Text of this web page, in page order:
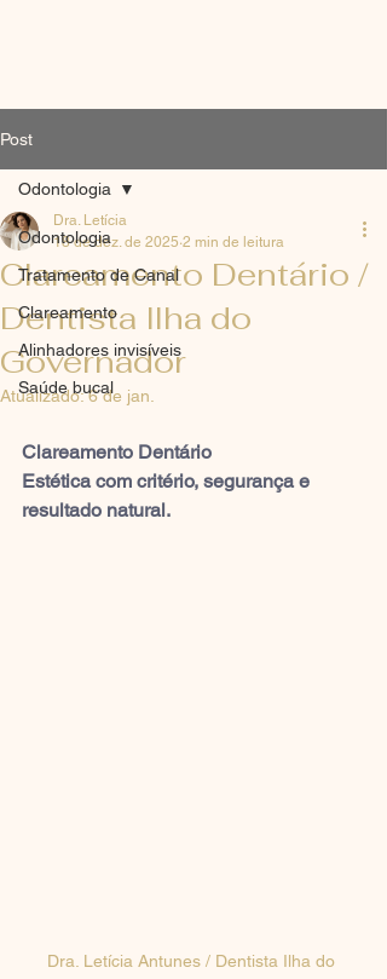
Post
Odontologia
Tratamento de Canal
Clareamento
Alinhadores invisíveis
Saúde bucal
Odontologia
Clareamento Dentário /
Dentista Ilha do
Governador
Dra. Letícia
18 de dez. de 2025 2 min de leitura
Atualizado:6 de jan.
Clareamento Dentário
Estética com critério, segurança e
resultado natural.
Dra. Letícia Antunes / Dentista Ilha do